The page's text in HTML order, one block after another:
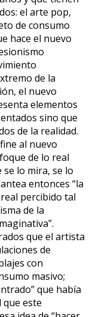
el arte pop,
de consumo
hace el nuevo
de la
el nuevo
elementos
sino que
de la realidad.
al nuevo
de lo real
lo mira, se lo
entonces “la
percibido tal
de la
que el artista
de
con
masivo;
que había
que este